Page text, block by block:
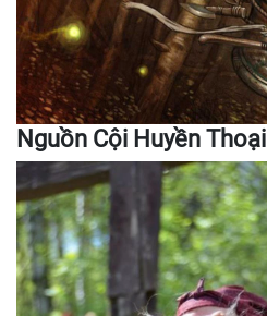
Nguồn Cội Huyền Thoại